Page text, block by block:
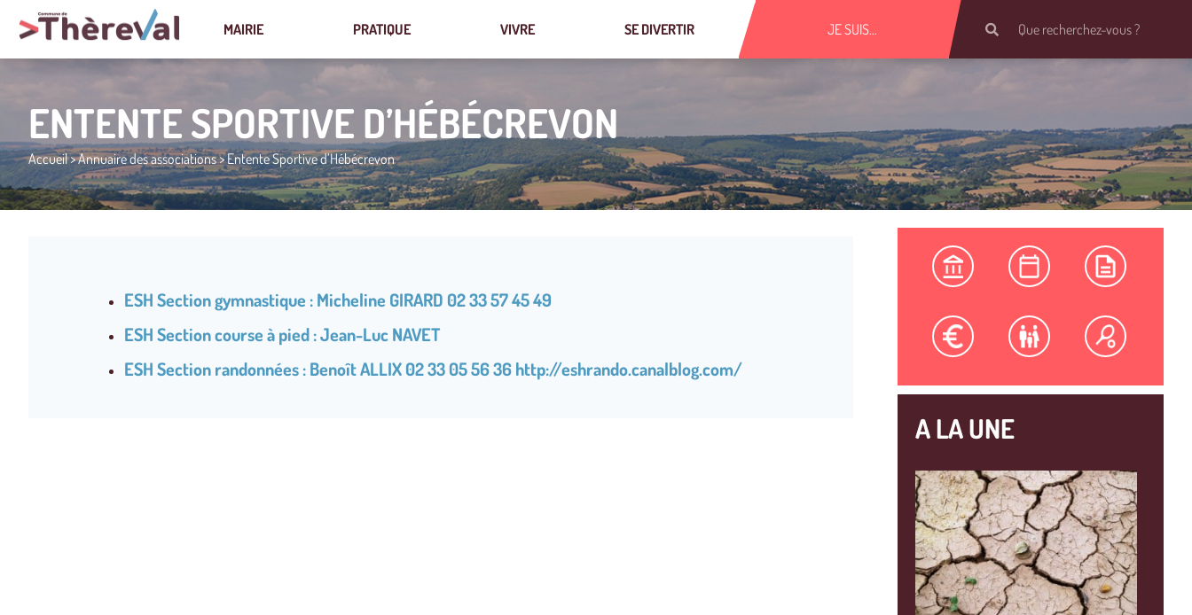
MAIRIE PRATIQUE VIVRE SE DIVERTIR JE SUIS…
ENTENTE SPORTIVE D’HÉBÉCREVON
Accueil>Annuaire des associations>Entente Sportive d’Hébécrevon
ESH Section gymnastique : Micheline GIRARD 02 33 57 45 49
ESH Section course à pied : Jean-Luc NAVET
ESH Section randonnées : Benoît ALLIX 02 33 05 56 36 http://eshrando.canalblog.com/
A LA UNE